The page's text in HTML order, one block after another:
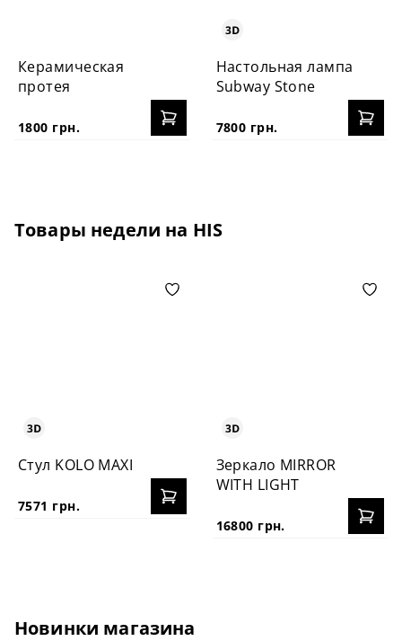
Керамическая
протея
1800 грн.
Настольная лампа
Subway Stone
7800 грн.
Товары недели на HIS
Стул KOLO MAXI
7571 грн.
Зеркало MIRROR
WITH LIGHT
16800 грн.
Новинки магазина